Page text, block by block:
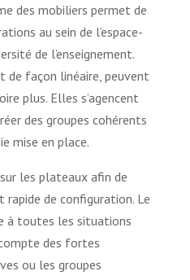
des mobiliers permet de
au sein de l’espace-
de l’enseignement.
de façon linéaire, peuvent
plus. Elles s’agencent
des groupes cohérents
mise en place.
les plateaux afin de
de configuration. Le
à toutes les situations
des fortes
ou les groupes